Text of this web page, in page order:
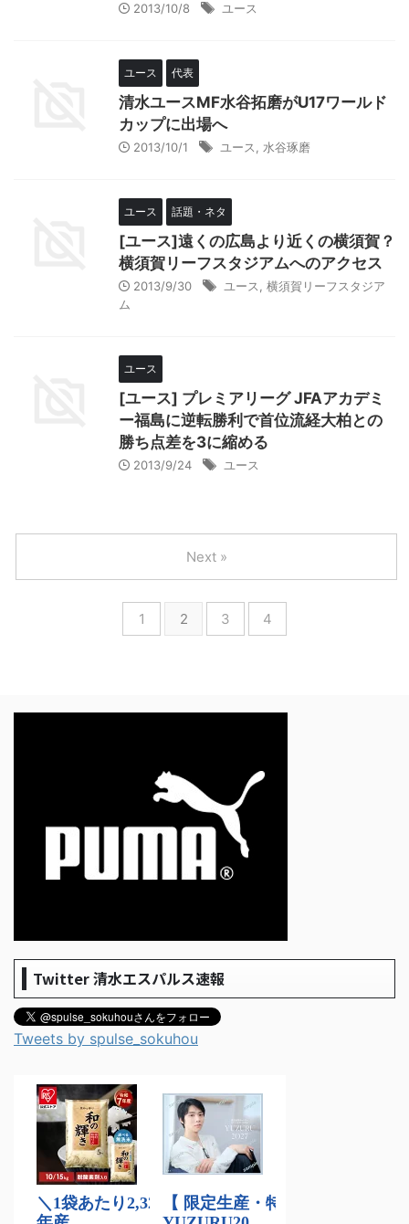
2013/10/8 ユース
ユース 代表
清水ユースMF水谷拓磨がU17ワールド
カップに出場へ
2013/10/1 ユース 水谷琢磨
ユース 話題・ネタ
[ユース]遠くの広島より近くの横須賀？
横須賀リーフスタジアムへのアクセス
2013/9/30 ユース
横須賀リーフスタジア
ム
ユース
[ユース] プレミアリーグ JFAアカデミ
ー福島に逆転勝利で首位流経大柏との
勝ち点差を3に縮める
2013/9/24 ユース
1 2 3 4
Next »
Twitter 清水エスパルス速報
Tweets by spulse_sokuhou